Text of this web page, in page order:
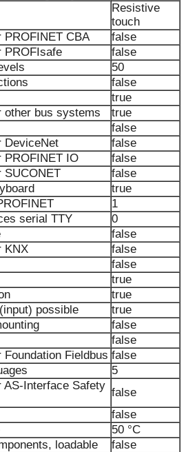
Resistive
touch
PROFINET CBA
false
PROFIsafe
false
50
false
true
other bus systems
true
false
DeviceNet
false
PROFINET IO
false
SUCONET
false
true
1
serial TTY
0
false
KNX
false
false
true
true
possible
true
false
false
Fieldbus false
5
AS-Interface Safety
false
false
50 °C
loadable
false